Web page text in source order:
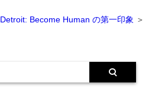
Detroit: Become Human の第一印象 ＞